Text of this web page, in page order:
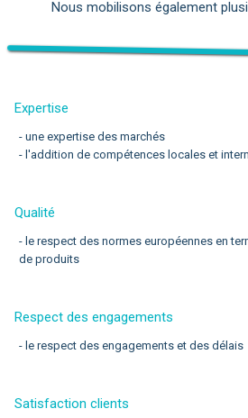
Nous mobilisons également
Expertise
- une expertise des marchés
- l'addition de compétences locales et
Qualité
- le respect des normes européennes en
de produits
Respect des engagements
- le respect des engagements et des délais
Satisfaction clients